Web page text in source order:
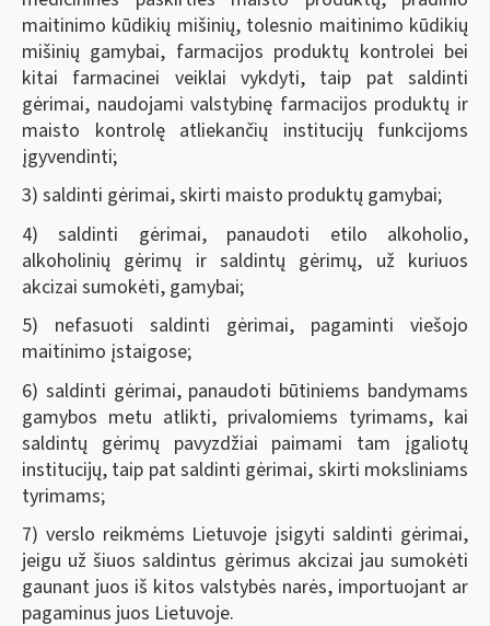
maitinimo kūdikių mišinių, tolesnio maitinimo kūdikių
mišinių gamybai, farmacijos produktų kontrolei bei
kitai farmacinei veiklai vykdyti, taip pat saldinti
gėrimai, naudojami valstybinę farmacijos produktų ir
maisto kontrolę atliekančių institucijų funkcijoms
įgyvendinti;
3) saldinti gėrimai, skirti maisto produktų gamybai;
4) saldinti gėrimai, panaudoti etilo alkoholio,
alkoholinių gėrimų ir saldintų gėrimų, už kuriuos
akcizai sumokėti, gamybai;
5) nefasuoti saldinti gėrimai, pagaminti viešojo
maitinimo įstaigose;
6) saldinti gėrimai, panaudoti būtiniems bandymams
gamybos metu atlikti, privalomiems tyrimams, kai
saldintų gėrimų pavyzdžiai paimami tam įgaliotų
institucijų, taip pat saldinti gėrimai, skirti moksliniams
tyrimams;
7) verslo reikmėms Lietuvoje įsigyti saldinti gėrimai,
jeigu už šiuos saldintus gėrimus akcizai jau sumokėti
gaunant juos iš kitos valstybės narės, importuojant ar
pagaminus juos Lietuvoje.